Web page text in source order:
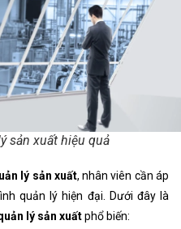
sản xuất hiệu quả
lý sản xuất, nhân viên cần áp
quản lý hiện đại. Dưới đây là
lý sản xuấtphổ biến: